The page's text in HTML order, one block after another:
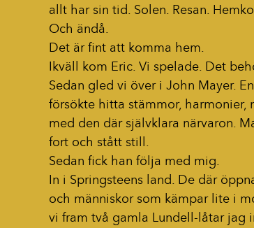
allt har sin tid. Solen. Resan.
Och ändå.
Det är fint att komma hem.
Ikväll kom Eric. Vi spelade. Det
Sedan gled vi över i John Mayer.
försökte hitta stämmor, harmonier,
med den där självklara närvaron.
fort och stått still.
Sedan fick han följa med mig.
In i Springsteens land. De där
och människor som kämpar lite i
vi fram två gamla Lundell-låtar jag